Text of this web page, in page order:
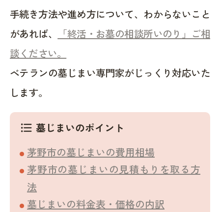
手続き方法や進め方について、わからないこと
があれば、
「終活・お墓の相談所いのり」ご相
談ください。
ベテランの墓じまい専門家がじっくり対応いた
します。
format_list_bulleted 墓じまいのポイント
茅野市の墓じまいの費用相場
茅野市の墓じまいの見積もりを取る方
法
墓じまいの料金表・価格の内訳